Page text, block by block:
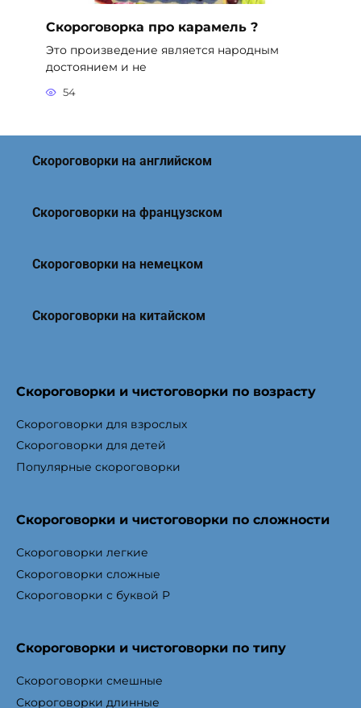
Скороговорка про карамель ?
Это произведение является народным
достоянием и не
54
Скороговорки на английском
Скороговорки на французском
Скороговорки на немецком
Скороговорки на китайском
Скороговорки и чистоговорки по возрасту
Скороговорки для взрослых
Скороговорки для детей
Популярные скороговорки
Скороговорки и чистоговорки по сложности
Скороговорки легкие
Скороговорки сложные
Скороговорки с буквой Р
Скороговорки и чистоговорки по типу
Скороговорки смешные
Скороговорки длинные